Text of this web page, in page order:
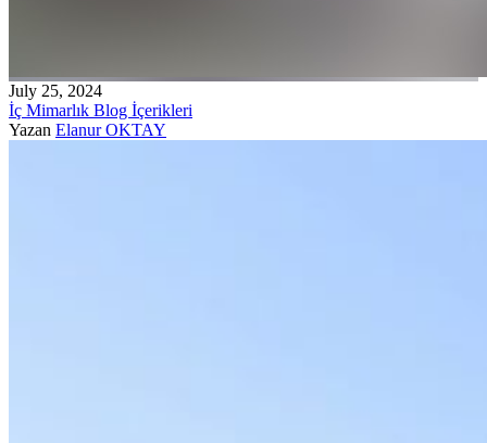
July 25, 2024
İç Mimarlık Blog İçerikleri
Yazan Elanur OKTAY